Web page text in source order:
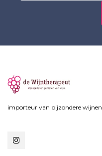
importeur van bijzondere wijnen